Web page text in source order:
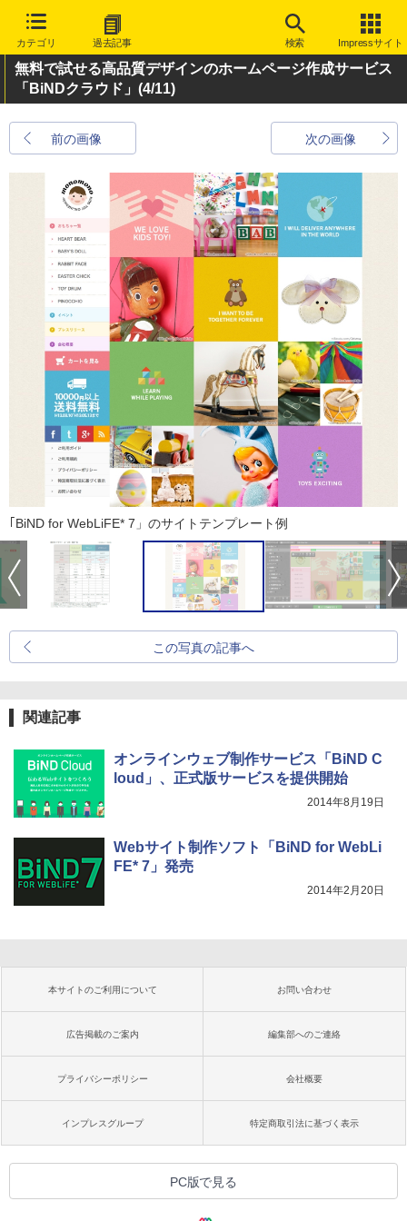
カテゴリ 過去記事 検索 Impressサイト
無料で試せる高品質デザインのホームページ作成サービス
「BiNDクラウド」 (4/11)
前の画像 次の画像
｢BiND for WebLiFE* 7」のサイトテンプレート例
この写真の記事へ
関連記事
オンラインウェブ制作サービス「BiND C
loud」、正式版サービスを提供開始
2014年8月19日
Webサイト制作ソフト「BiND for WebLi
FE* 7」発売
2014年2月20日
本サイトのご利用について お問い合わせ
広告掲載のご案内 編集部へのご連絡
プライバシーポリシー 会社概要
インプレスグループ 特定商取引法に基づく表示
PC版で見る